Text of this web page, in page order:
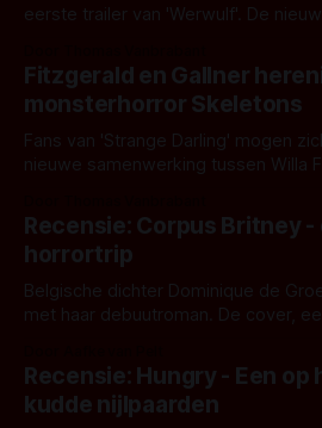
eerste trailer van 'Werwulf'. De
kille stijl vol folklore en mythe. Het
het het al raden?)... de weerwolf.
Fitzgerald en Gallner
monsterhorror Skeletons
Fans van 'Strange Darling' mogen
nieuwe samenwerking tussen Willa
'Skeletons', een nieuwe creature
opnames zijn gestart in Australië.
Recensie: Corpus Britney
horrortrip
Belgische dichter Dominique de
met haar debuutroman. De cover,
achtergrond, belooft iets kleurrijks
iets ongrijpbaars. En dat maakt De
waar.
Recensie: Hungry - Een op
kudde nijlpaarden